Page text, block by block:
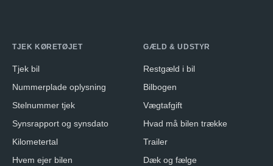
TJEK KØRETØJET
Tjek bil
Nummerplade oplysning
Stelnummer tjek
Synsrapport og synsdato
Kilometertal
Hvem ejer bilen
GÆLD & UDSTYR
Restgæld i bil
Bilbogen
Vægtafgift
Hvad må bilen trække
Trailer
Dæk og fælge